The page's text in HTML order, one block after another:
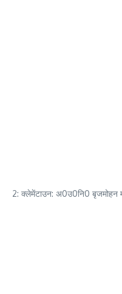
2: क्लेमेंटाउन: अ0उ0नि0 बृजमोहन